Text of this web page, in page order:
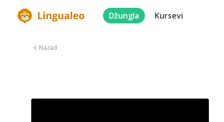
Džungla Kursevi
Nazad